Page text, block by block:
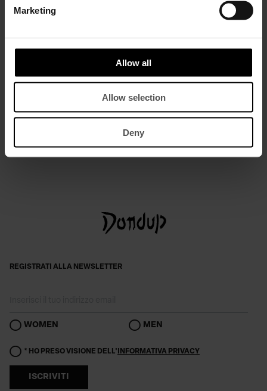
Marketing
Allow all
Allow selection
Deny
Jeans George skinny in bull stretch
REGISTRATI ALLA NEWSLETTER
WOMEN MEN
* HO PRESO VISIONE DELL' INFORMATIVA PRIVACY
ISCRIVITI